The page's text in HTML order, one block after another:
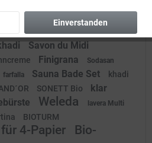
Govinda
Sodasan
Klar
Savon du Midi
Finigrana Sodasan
farfalla Sauna Bade Set
khadi
SONETT Bio
klar
Weleda lavera Multi
BIOTURM
4-Papier
Bio-
Einverstanden